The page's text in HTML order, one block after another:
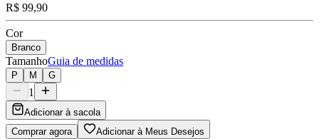
R$ 99,90
Cor
Branco
TamanhoGuia de medidas
P M G
1
Adicionar à sacola
Comprar agora
Adicionar à Meus Desejos